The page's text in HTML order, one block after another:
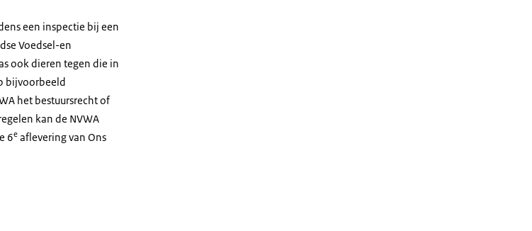
een inspectie bij een
Voedsel-en
ook dieren tegen die in
bijvoorbeeld
het bestuursrecht of
kan de NVWA
6e aflevering van Ons